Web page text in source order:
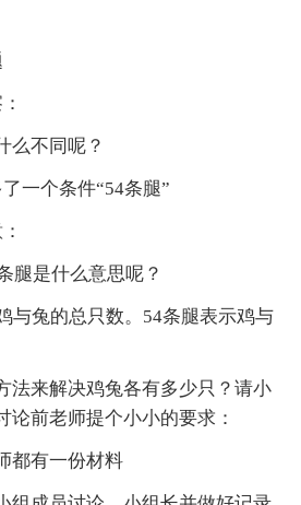
么不同呢？
一个条件“54条腿”
腿是什么意思呢？
与兔的总只数。54条腿表示鸡与
法来解决鸡兔各有多少只？请小
论前老师提个小小的要求：
都有一份材料